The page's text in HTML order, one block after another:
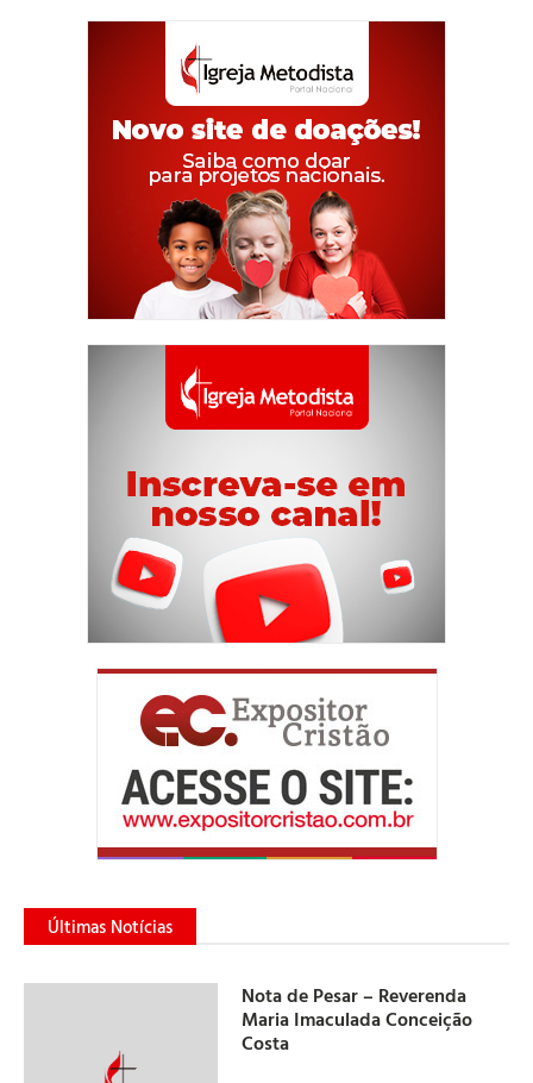
Últimas Notícias
Nota de Pesar – Reverenda
Maria Imaculada Conceição
Costa